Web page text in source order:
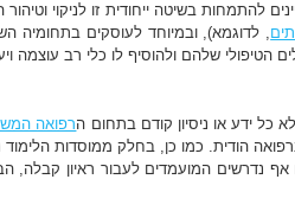
להתמחות בשיטה ייחודית זו לניקוי
, לדוגמא), ובמיוחד לעוסקים בתחומיה
הטיפולי שלהם ולהוסיף לו כלי רב עוצמה
כל ידע או ניסיון קודם בתחום הרפואה
הודית. כמו כן, בחלק ממוסדות הלימוד
12 שנות לימוד) ולעיתים אף נדרשים המועמדים לעבור